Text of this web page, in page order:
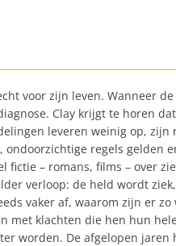
voor zijn leven. Wanneer
Clay krijgt te horen
leveren weinig op,
regels gelden
fictie – romans, films –
verloop: de held wordt
vaker af, waarom zijn er
klachten die hen hun
worden. De afgelopen